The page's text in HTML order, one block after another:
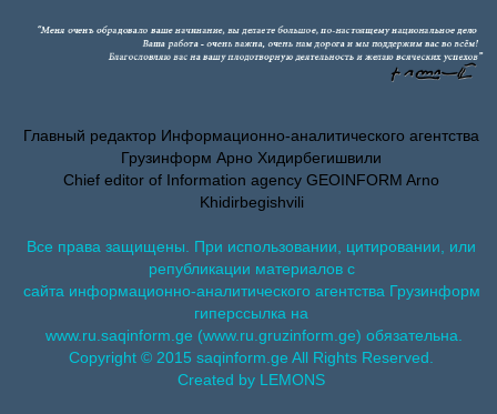
Главный редактор Информационно-аналитического агентства
Грузинформ Арно Хидирбегишвили
Chief editor of Information agency GEOINFORM Arno
Khidirbegishvili
Все права защищены. При использовании, цитировании, или
републикации материалов с
сайта информационно-аналитического агентства Грузинформ
гиперссылка на
www.ru.saqinform.ge (www.ru.gruzinform.ge) обязательна.
Copyright © 2015 saqinform.ge All Rights Reserved.
Created by LEMONS